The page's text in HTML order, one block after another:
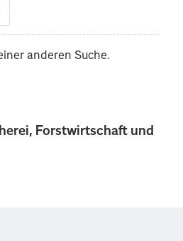
Forstwirtschaft und
anderen Suche.